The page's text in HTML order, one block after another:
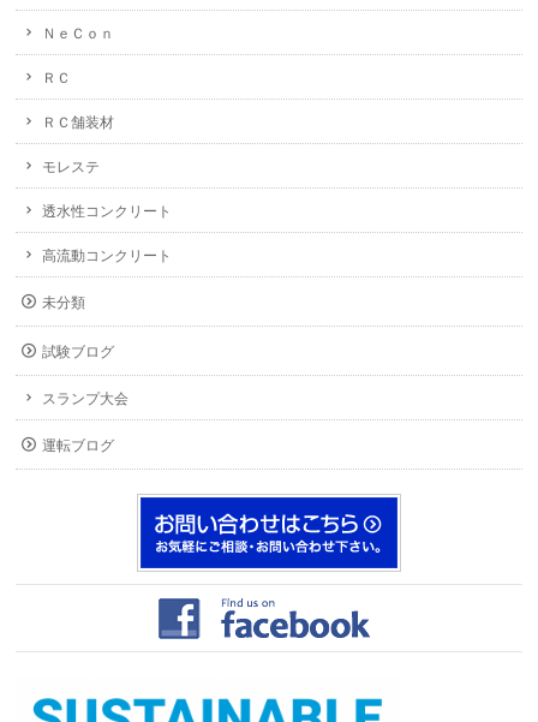
ＮｅＣｏｎ
ＲＣ
ＲＣ舗装材
モレステ
透水性コンクリート
高流動コンクリート
未分類
試験ブログ
スランプ大会
運転ブログ